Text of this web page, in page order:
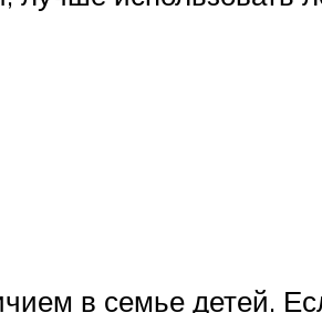
в семье детей.